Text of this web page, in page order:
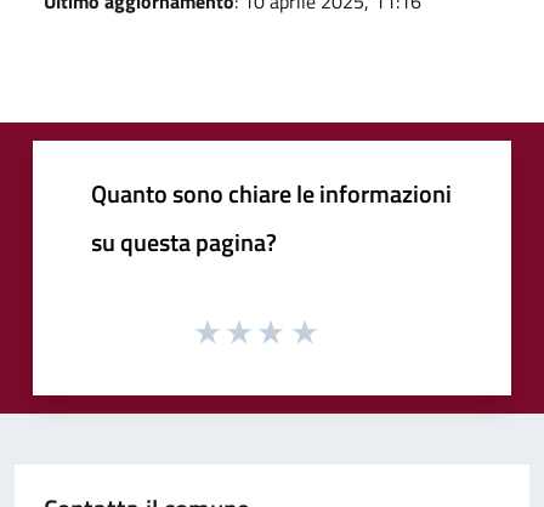
Quanto sono chiare le informazioni
su questa pagina?